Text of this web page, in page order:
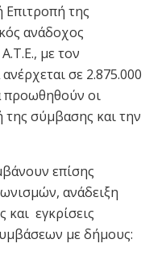
Επιτροπή της
ανάδοχος
με τον
σε 2.875.000
προωθηθούν οι
της σύμβασης και την
επίσης
ανάδειξη
εγκρίσεις
με δήμους: